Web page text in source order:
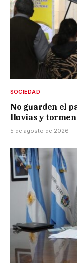
SOCIEDAD
No guarden el
lluvias y
5 de agosto de 2026